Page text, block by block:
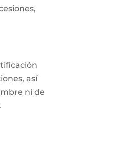
así
ni de